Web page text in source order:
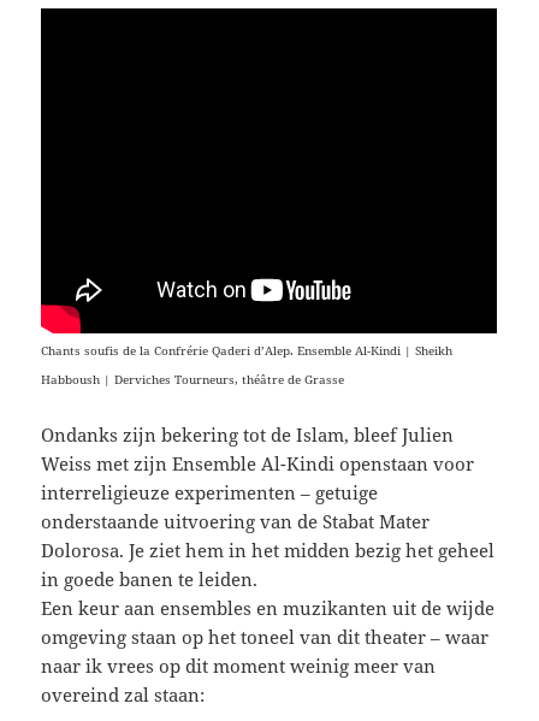
Chants soufis de la Confrérie Qaderi d’Alep. Ensemble Al-Kindi | Sheikh
Habboush | Derviches Tourneurs, théâtre de Grasse
Ondanks zijn bekering tot de Islam, bleef Julien
Weiss met zijn Ensemble Al-Kindi openstaan voor
interreligieuze experimenten – getuige
onderstaande uitvoering van de Stabat Mater
Dolorosa. Je ziet hem in het midden bezig het geheel
in goede banen te leiden.
Een keur aan ensembles en muzikanten uit de wijde
omgeving staan op het toneel van dit theater – waar
naar ik vrees op dit moment weinig meer van
overeind zal staan: